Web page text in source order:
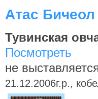
Атас
Тувинская
Посмотреть
не
21.12.2006г.р.,